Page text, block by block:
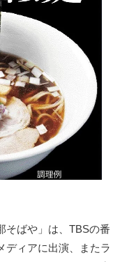
そばや」は、TBSの番
ディアに出演、またラ